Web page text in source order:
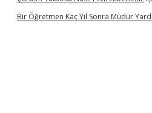
Bir Öğretmen Kaç Yıl Sonra Müdür